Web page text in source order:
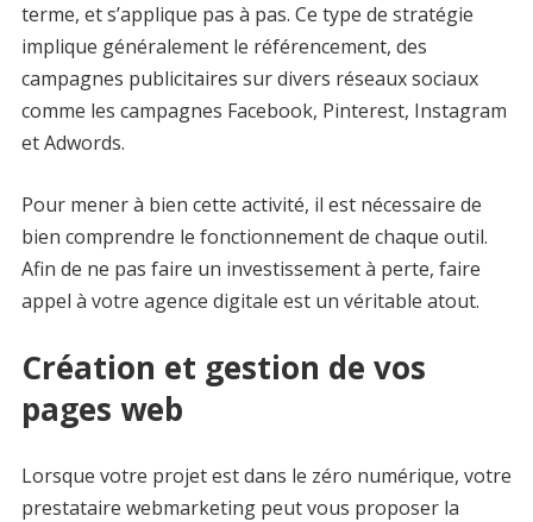
terme, et s’applique pas à pas. Ce type de stratégie
implique généralement le référencement, des
campagnes publicitaires sur divers réseaux sociaux
comme les campagnes Facebook, Pinterest, Instagram
et Adwords.
Pour mener à bien cette activité, il est nécessaire de
bien comprendre le fonctionnement de chaque outil.
Afin de ne pas faire un investissement à perte, faire
appel à votre agence digitale est un véritable atout.
Création et gestion de vos
pages web
Lorsque votre projet est dans le zéro numérique, votre
prestataire webmarketing peut vous proposer la